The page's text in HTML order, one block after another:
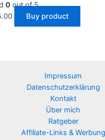
0out of 5
Buy product
Impressum
Datenschutzerklärung
Kontakt
Über mich
Ratgeber
Affiliate-Links & Werbung